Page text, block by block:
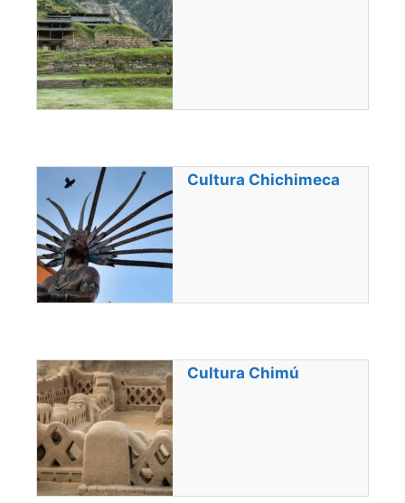
Cultura Chichimeca
Cultura Chimú